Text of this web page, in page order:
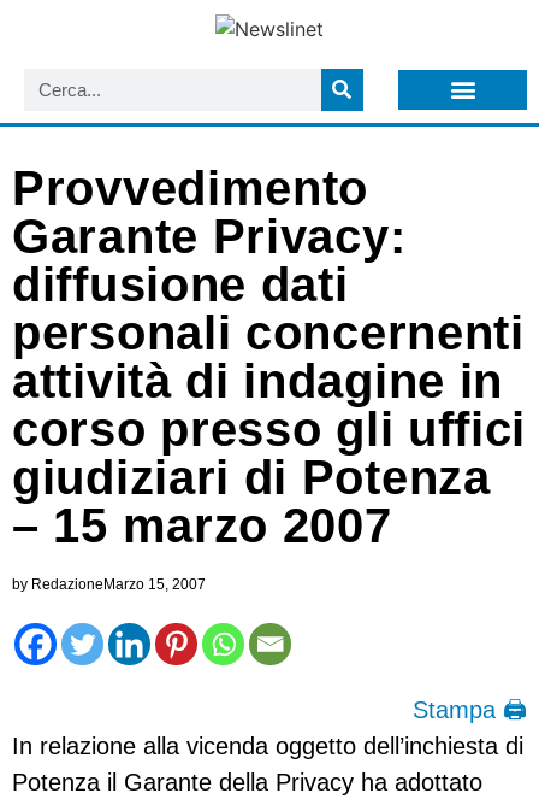
Provvedimento
Garante Privacy:
diffusione dati
personali concernenti
attività di indagine in
corso presso gli uffici
giudiziari di Potenza
– 15 marzo 2007
by RedazioneMarzo 15, 2007
Stampa 🖨
In relazione alla vicenda oggetto dell’inchiesta di
Potenza il Garante della Privacy ha adottato